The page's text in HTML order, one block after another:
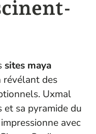
sites maya
révélant des
Uxmal
et sa pyramide du
avec